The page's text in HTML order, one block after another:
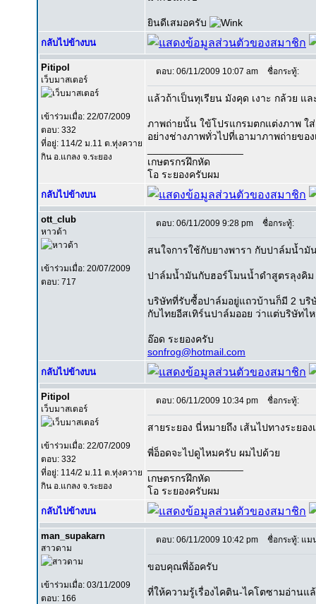
ยินดีเสมอครับ
กลับไปข้างบน
Pitipol
เว็บมาสเตอร์
เข้าร่วมเมื่อ: 22/07/2009
ตอบ: 332
ที่อยู่: 114/2 ม.11 ต.ทุ่งควาย
กิน อ.แกลง จ.ระยอง
ตอบ: 06/11/2009 10:07 am ชื่อกระทู้:
แล้วถ้าเป็นทุเรียน มังคุด เงาะ กล้วย แ
ภาพถ่ายนั้น ใข้โปรแกรมตกแต่งภาพ ใ
อย่างช่างภาพทั่วไปที่เอามาภาพถ่ายขอ
เกษตรกรฝึกหัด
โอ ระยองครับผม
กลับไปข้างบน
ott_club
หาวด้า
เข้าร่วมเมื่อ: 20/07/2009
ตอบ: 717
ตอบ: 06/11/2009 9:28 pm ชื่อกระทู้:
สนใจการใช้กับยางพารา กับปาล์มน้ำมั
ปาล์มน้ำมันกับฮอร์โมนน้ำดำสูตรลุงคิม
บริษัทที่รับซื้อปาล์มอยู่แถวบ้านก็มี 2 บ
กับไทยอีสเทิร์นปาล์มออย ว่าแต่บริษัทไ
อ๊อด ระยองครับ
sonfrog@hotmail.com
กลับไปข้างบน
Pitipol
เว็บมาสเตอร์
เข้าร่วมเมื่อ: 22/07/2009
ตอบ: 332
ที่อยู่: 114/2 ม.11 ต.ทุ่งควาย
กิน อ.แกลง จ.ระยอง
ตอบ: 06/11/2009 10:34 pm ชื่อกระทู้:
สายระยอง นี่หมายถึง เส้นไปทางระยอ
พี่อ็อดจะไปดูไหมครับ ผมไปด้วย
เกษตรกรฝึกหัด
โอ ระยองครับผม
กลับไปข้างบน
man_supakarn
สาวดาม
เข้าร่วมเมื่อ: 03/11/2009
ตอบ: 166
ตอบ: 06/11/2009 10:42 pm ชื่อกระทู้: แม
ขอบคุณพี่อ้อครับ
ที่ให้ความรู้เรื่องไคติน-ไคโตซามอ่านแ